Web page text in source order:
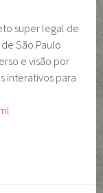
super legal de
São Paulo
e visão por
interativos para